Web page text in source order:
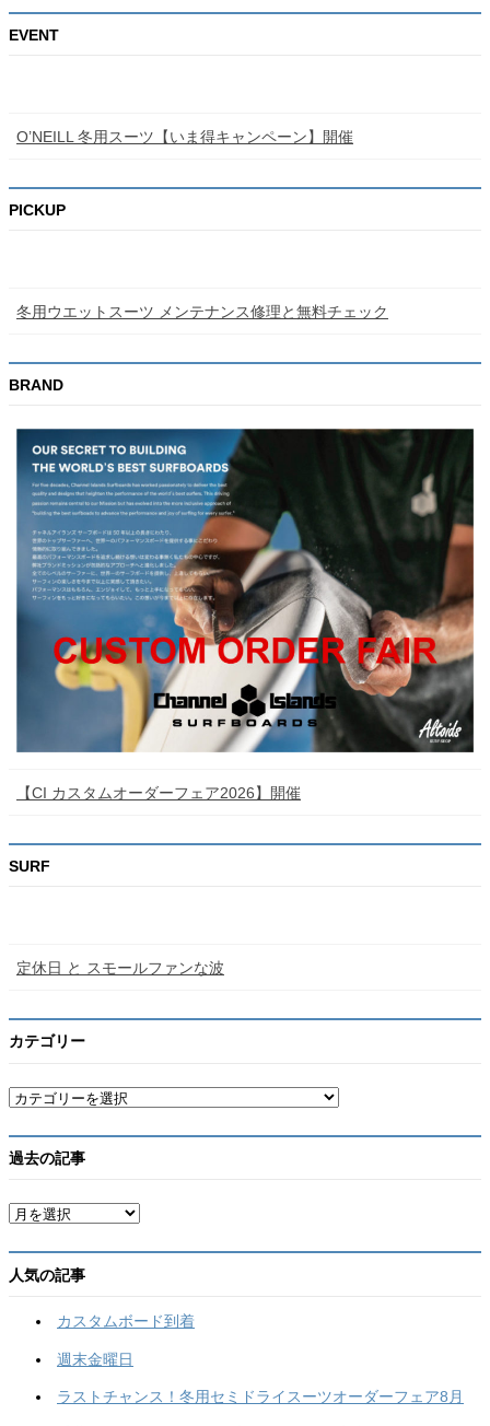
EVENT
O’NEILL 冬用スーツ【いま得キャンペーン】開催
PICKUP
冬用ウエットスーツ メンテナンス修理と無料チェック
BRAND
【CI カスタムオーダーフェア2026】開催
SURF
定休日 と スモールファンな波
カテゴリー
カ
テ
リ
ー
過去の記事
ア
ー
イ
ブ
人気の記事
カスタムボード到着
週末金曜日
ラストチャンス！冬用セミドライスーツオーダーフェア8月